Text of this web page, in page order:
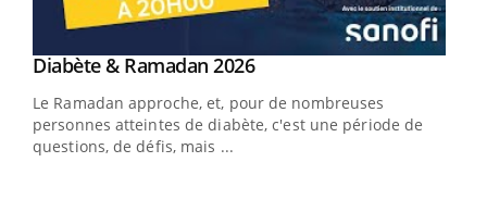
Youtube
Diabète & Ramadan 2026Youtube
Le Ramadan approche, et, pour de nombreuses
personnes atteintes de diabète, c'est une période de
questions, de défis, mais ...